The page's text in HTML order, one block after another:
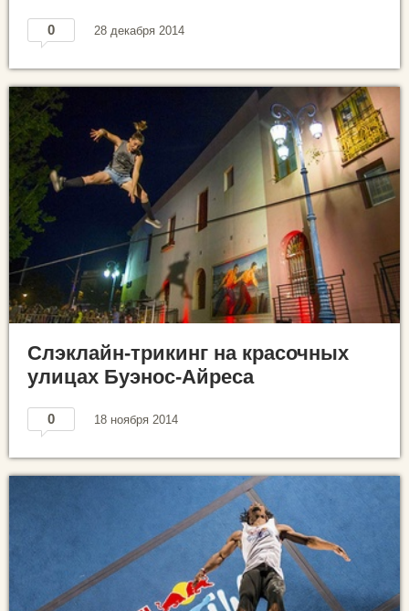
0 28 декабря 2014
Слэклайн-трикинг на красочных
улицах Буэнос-Айреса
0 18 ноября 2014